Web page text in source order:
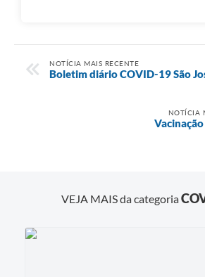
NOTÍCIA MAIS RECENTE
Boletim diário COVID-19 São
NOTÍCIA
VEJA MAIS da categoria